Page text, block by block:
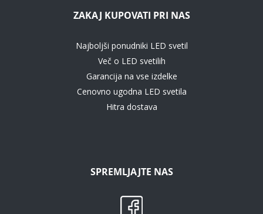
ZAKAJ KUPOVATI PRI NAS
Najboljši ponudniki LED svetil
Več o LED svetilih
Garancija na vse izdelke
Cenovno ugodna LED svetila
Hitra dostava
SPREMLJAJTE NAS